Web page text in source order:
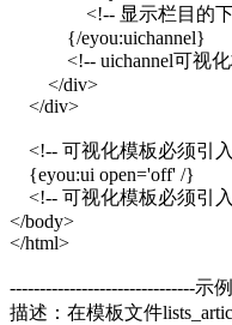
<!-- 显示栏目的下级
{/eyou:uichannel}
<!-- uichannel可视化
</div>
</div>
<!-- 可视化模板必须引
{eyou:ui open='off' /}
<!-- 可视化模板必须引
</body>
</html>
-------------------------------示
描述：在模板文件